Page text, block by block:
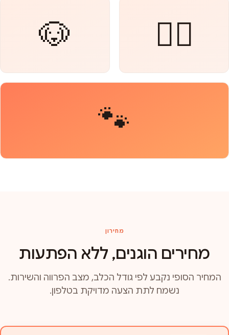
🐕‍🦺
🐶
🐾
מחירון
מחירים הוגנים, ללא הפתעות
המחיר הסופי נקבע לפי גודל הכלב, מצב הפרווה והשירות.
נשמח לתת הצעה מדויקת בטלפון.